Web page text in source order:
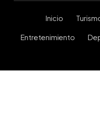
Inicio
Entretenimiento